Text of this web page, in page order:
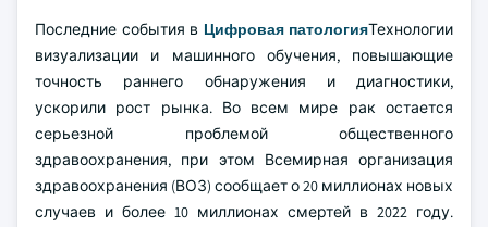
Последние события в Цифровая патологияТехнологии
визуализации и машинного обучения, повышающие
точность раннего обнаружения и диагностики,
ускорили рост рынка. Во всем мире рак остается
серьезной проблемой общественного
здравоохранения, при этом Всемирная организация
здравоохранения (ВОЗ) сообщает о 20 миллионах новых
случаев и более 10 миллионах смертей в 2022 году.